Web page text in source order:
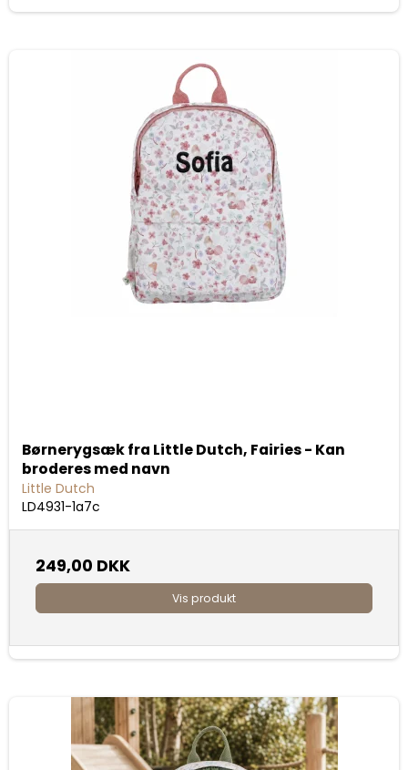
Børnerygsæk fra Little Dutch, Fairies - Kan
broderes med navn
Little Dutch
LD4931-1a7c
249,00 DKK
Vis produkt